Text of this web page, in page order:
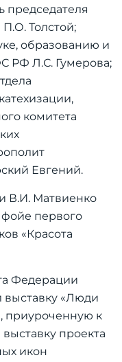
председателя
Толстой;
образованию и
РФ Л.С. Гумерова;
комитета
Евгений.
В.И. Матвиенко
первого
«Красота
Федерации
«Люди
приуроченную к
проекта
икон